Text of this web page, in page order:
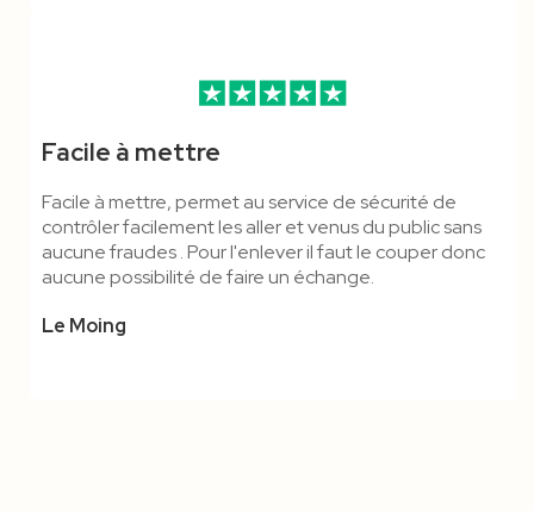
Facile à mettre
Facile à mettre, permet au service de sécurité de
contrôler facilement les aller et venus du public sans
aucune fraudes . Pour l'enlever il faut le couper donc
aucune possibilité de faire un échange.
Le Moing